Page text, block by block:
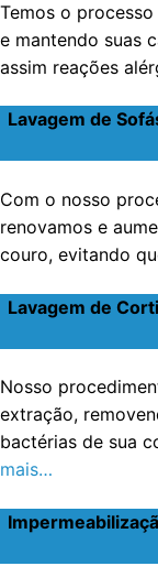
Temos o
e mantendo suas
assim reações
Lavagem de
Com o nosso
renovamos e
couro, evitando
Lavagem de
Nosso
extração,
bactérias de sua
mais…